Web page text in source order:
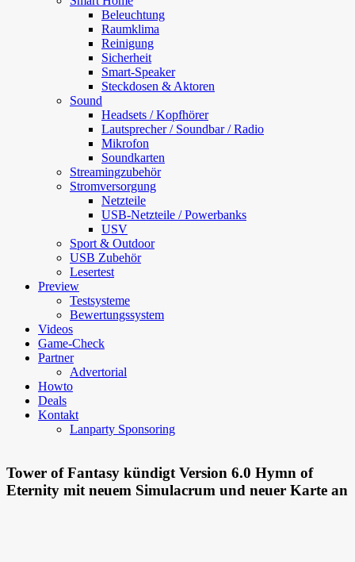
Beleuchtung
Raumklima
Reinigung
Sicherheit
Smart-Speaker
Steckdosen & Aktoren
Sound
Headsets / Kopfhörer
Lautsprecher / Soundbar / Radio
Mikrofon
Soundkarten
Streamingzubehör
Stromversorgung
Netzteile
USB-Netzteile / Powerbanks
USV
Sport & Outdoor
USB Zubehör
Lesertest
Preview
Testsysteme
Bewertungssystem
Videos
Game-Check
Partner
Advertorial
Howto
Deals
Kontakt
Lanparty Sponsoring
Tower of Fantasy kündigt Version 6.0 Hymn of
Eternity mit neuem Simulacrum und neuer Karte an